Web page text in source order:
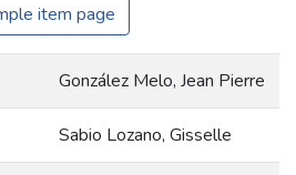
item page
González Melo, Jean Pierre
Sabio Lozano, Gisselle